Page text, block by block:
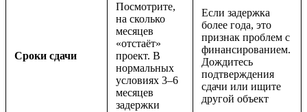
Сроки сдачи
Посмотрите,
на сколько
месяцев
«отстаёт»
проект. В
нормальных
условиях 3–6
месяцев
задержки
Если задержка
более года, это
признак проблем с
финансированием.
Дождитесь
подтверждения
сдачи или ищите
другой объект